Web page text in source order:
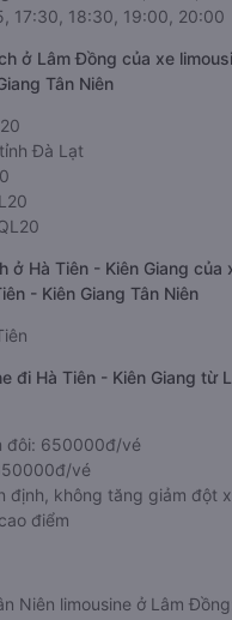
17:30, 18:30, 19:00, 20:00
ở Lâm Đồng của xe
Tân Niên
Đà Lạt
ở Hà Tiên - Kiên Giang của
- Kiên Giang Tân Niên
đi Hà Tiên - Kiên Giang từ
đôi: 650000đ/vé
vé
định, không tăng giảm đột
điểm
Niên limousine ở Lâm